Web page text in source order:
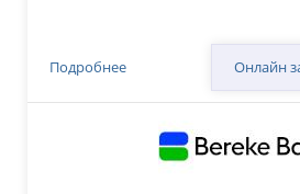
Подробнее Онлайн